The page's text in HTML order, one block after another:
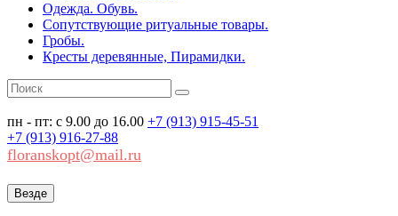
Одежда. Обувь.
Сопутствующие ритуальные товары.
Гробы.
Кресты деревянные, Пирамидки.
пн - пт: с 9.00 до 16.00 +7 (913) 915-45-51
+7 (913) 916-27-88
floranskopt@mail.ru
Везде